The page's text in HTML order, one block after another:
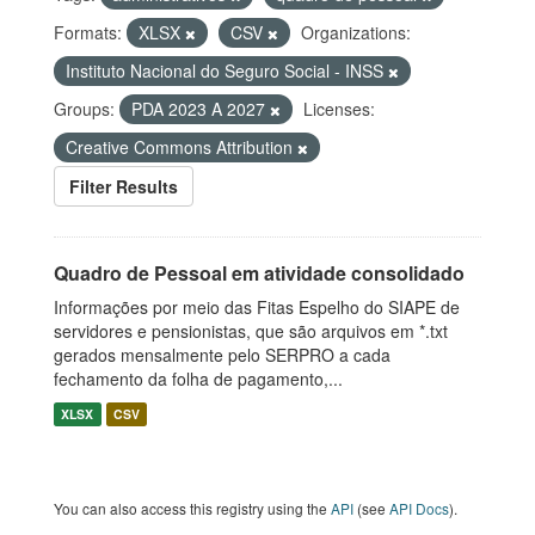
Formats:
XLSX CSV
Organizations:
Instituto Nacional do Seguro Social - INSS
Groups:
PDA 2023 A 2027
Licenses:
Creative Commons Attribution
Filter Results
Quadro de Pessoal em atividade consolidado
Informações por meio das Fitas Espelho do SIAPE de
servidores e pensionistas, que são arquivos em *.txt
gerados mensalmente pelo SERPRO a cada
fechamento da folha de pagamento,...
XLSX CSV
You can also access this registry using the API (see API Docs).